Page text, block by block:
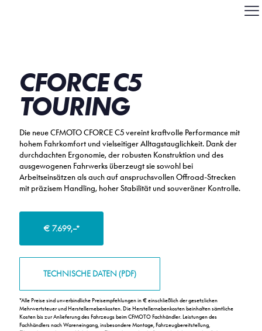
CFORCE C5
TOURING
Die neue CFMOTO CFORCE C5 vereint kraftvolle Performance mit
hohem Fahrkomfort und vielseitiger Alltagstauglichkeit. Dank der
durchdachten Ergonomie, der robusten Konstruktion und des
ausgewogenen Fahrwerks überzeugt sie sowohl bei
Arbeitseinsätzen als auch auf anspruchsvollen Offroad-Strecken
mit präzisem Handling, hoher Stabilität und souveräner Kontrolle.
€ 7.699,–*
TECHNISCHE DATEN (PDF)
*Alle Preise sind unverbindliche Preisempfehlungen in € einschließlich der gesetzlichen
Mehrwertsteuer und Herstellernebenkosten. Die Herstellernebenkosten beinhalten sämtliche
Kosten bis zur Anlieferung des Fahrzeugs beim CFMOTO Fachhändler. Leistungen des
Fachhändlers nach Wareneingang, insbesondere Montage, Fahrzeugbereitstellung,